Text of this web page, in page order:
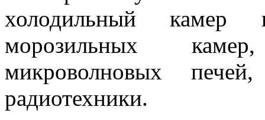
холодильный камер
морозильных
микроволновых
радиотехники.